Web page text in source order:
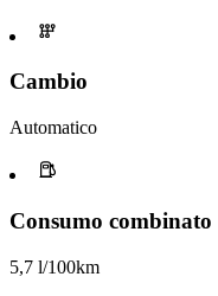
Cambio
Automatico
Consumo combinato
5,7 l/100km